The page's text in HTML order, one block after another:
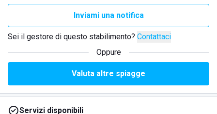
Inviami una notifica
Sei il gestore di questo stabilimento? Contattaci
Oppure
Valuta altre spiagge
Servizi disponibili